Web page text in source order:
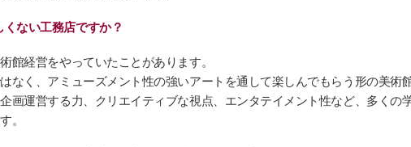
くない工務店ですか？
館経営をやっていたことがあります。
なく、アミューズメント性の強いアートを通して楽しんでもらう形の美術館
画運営する力、クリエイティブな視点、エンタテイメント性など、多くの
。